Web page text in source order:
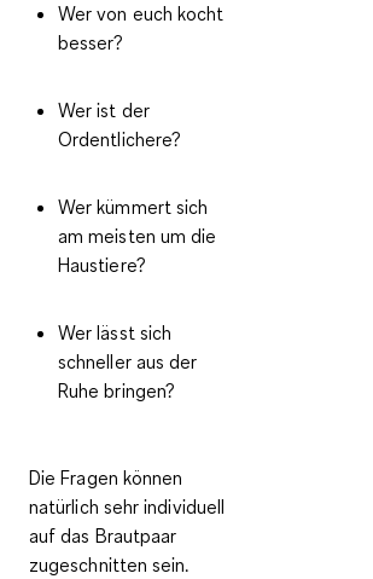
Wer von euch kocht
besser?
Wer ist der
Ordentlichere?
Wer kümmert sich
am meisten um die
Haustiere?
Wer lässt sich
schneller aus der
Ruhe bringen?
Die Fragen können
natürlich sehrindividuell
auf das Brautpaar
zugeschnitten sein.